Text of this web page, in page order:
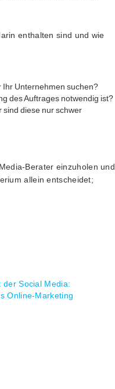
enthalten sind und wie
Ihr Unternehmen suchen?
des Auftrages notwendig ist?
diese nur schwer
Berater einzuholen und
allein entscheidet;
der Social Media:
Online-Marketing